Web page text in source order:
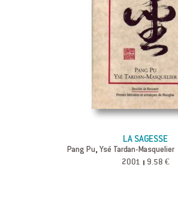
LA SAGESSE
Pang Pu,Ysé Tardan-Masquelier
2001 9.58 €